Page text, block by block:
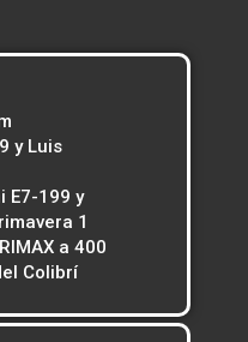
y Luis
E7-199 y
1
a 400
Colibrí